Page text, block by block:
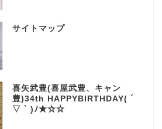
サイトマップ
喜矢武豊(喜屋武豊、キャン
豊)34th HAPPYBIRTHDAY( ´
▽ ` )ﾉ★☆☆